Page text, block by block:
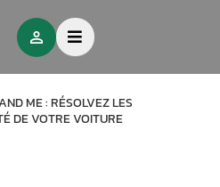
ME : RÉSOLVEZ LES
DE VOTRE VOITURE